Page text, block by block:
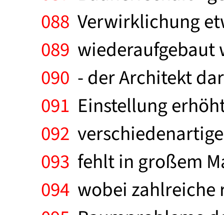
088 Verwirklichung
089 wiederaufgebaut
090 - der Architekt
091 Einstellung
092
093 fehlt in großem
094 wobei zahlreiche